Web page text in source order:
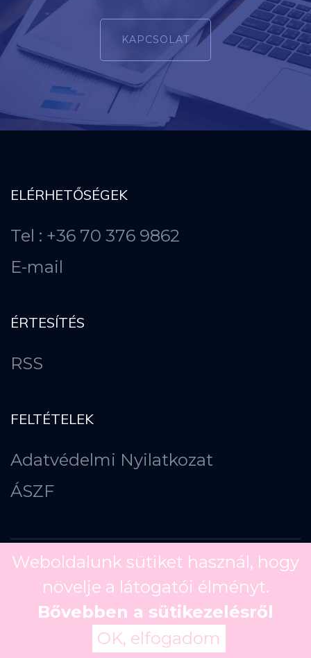
KAPCSOLAT
ELÉRHETŐSÉGEK
Tel : +36 70 376 9862
E-mail
ÉRTESÍTÉS
RSS
FELTÉTELEK
Adatvédelmi Nyilatkozat
ÁSZF
Copyright © 2026
Weboldalunk sütiket használ, hogy
növelje a látogatói élményt.
Bővebben a sütikezelésről
OK, elfogadom